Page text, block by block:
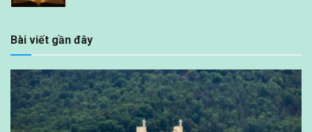
Bài viết gần đây